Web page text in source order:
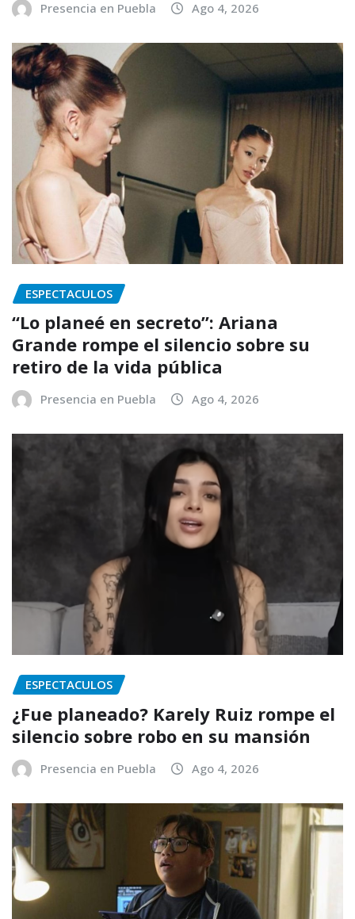
Presencia en Puebla Ago 4, 2026
ESPECTACULOS
“Lo planeé en secreto”: Ariana
Grande rompe el silencio sobre su
retiro de la vida pública
Presencia en Puebla Ago 4, 2026
ESPECTACULOS
¿Fue planeado? Karely Ruiz rompe el
silencio sobre robo en su mansión
Presencia en Puebla Ago 4, 2026